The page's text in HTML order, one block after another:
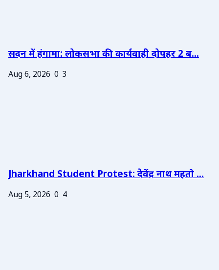
सदन में हंगामा: लोकसभा की कार्यवाही दोपहर 2 ब...
Aug 6, 2026 0 3
Jharkhand Student Protest: देवेंद्र नाथ महतो ...
Aug 5, 2026 0 4